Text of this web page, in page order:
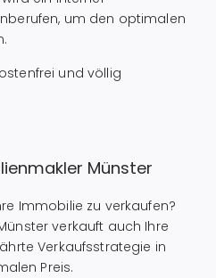
um den optimalen
und völlig
Münster
Immobilie zu verkaufen?
Münster verkauft auch Ihre
Verkaufsstrategie in
Preis.